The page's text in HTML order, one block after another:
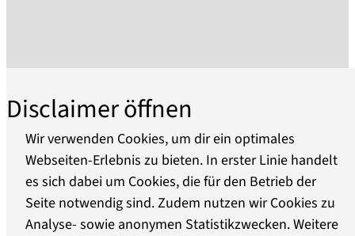
kulturhistorisch bedeutsamen Ort des
Übergangs, des Austausches und Transits
erlebbar zu machen.
Im Zuge des Umbaus ab 2010 sind störende Ein-
und Umbauten entfernt, das historische
Gemäuer freigelegt worden. Neue Stahl-Glas-
Elemente im Bereich der alten Torbögen
Über uns
Barrierefreiheit
Disclaimer öffnen
Wir verwenden Cookies, um dir ein optimales
Webseiten-Erlebnis zu bieten. In erster Linie handelt
es sich dabei um Cookies, die für den Betrieb der
Seite notwendig sind. Zudem nutzen wir Cookies zu
Analyse- sowie anonymen Statistikzwecken. Weitere